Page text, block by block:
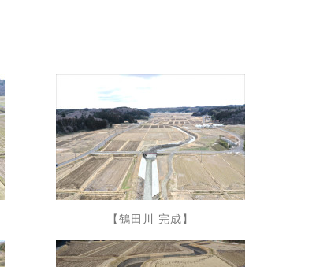
【鶴田川 完成】